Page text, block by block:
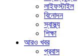
লাইফস্টাইল
বিনোদন
স্বাস্থ্য
শিক্ষা
আরও খবর
প্রবাস